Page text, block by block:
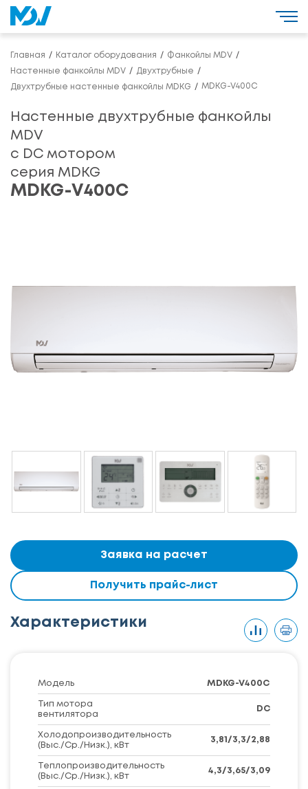
Главная Каталог оборудования Фанкойлы MDV
Настенные фанкойлы MDV Двухтрубные
Двухтрубные настенные фанкойлы MDKG MDKG-V400C
Настенные двухтрубные фанкойлы
MDV
с DC мотором
серия MDKG
MDKG-V400C
Заявка на расчет
Получить прайс-лист
Характеристики
Модель MDKG-V400C
Тип мотора
вентилятора
DC
Холодопроизводительность
(Выс./Ср./Низк.), кВт
3,81/3,3/2,88
Теплопроизводительность
(Выс./Ср./Низк.), кВт
4,3/3,65/3,09